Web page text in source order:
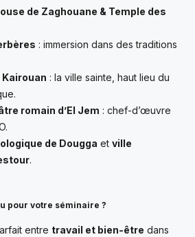
de Zaghouane & Temple des
: immersion dans des traditions
Kairouan : la ville sainte, haut lieu du
romain d’El Jem : chef-d’œuvre
de Dougga et ville
.
pour votre séminaire ?
entre travail et bien-être dans